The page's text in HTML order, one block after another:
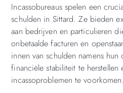
Incassobureaus spelen een
schulden in Sittard. Ze bieden
aan bedrijven en particulieren
onbetaalde facturen en
innen van schulden namens
financiële stabiliteit te herstellen
incassoproblemen te voorkomen.